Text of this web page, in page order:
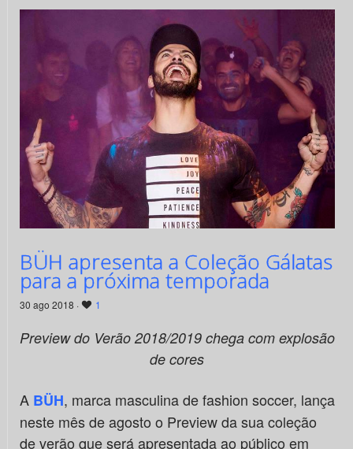
BÜH apresenta a Coleção Gálatas
para a próxima temporada
30 ago 2018 · 1
Preview do Verão 2018/2019 chega com explosão
de cores
A BÜH, marca masculina de fashion soccer, lança
neste mês de agosto o Preview da sua coleção
de verão que será apresentada ao público em